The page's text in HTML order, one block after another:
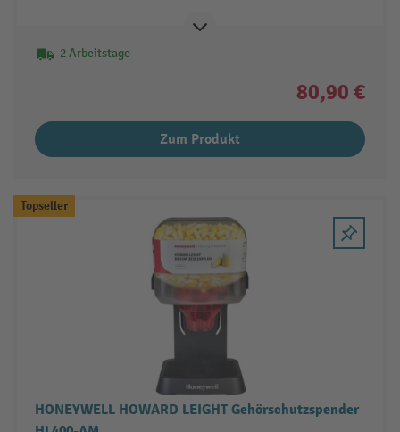
2 Arbeitstage
80,90 €
Zum Produkt
Topseller
HONEYWELL HOWARD LEIGHT Gehörschutzspender